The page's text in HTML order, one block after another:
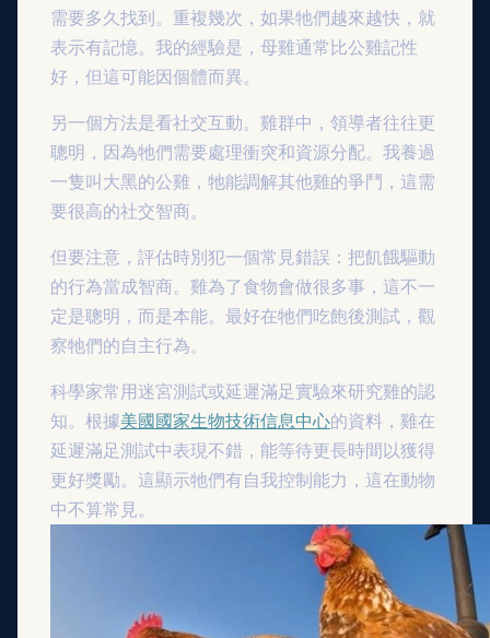
需要多久找到。重複幾次，如果牠們越來越快，就
表示有記憶。我的經驗是，母雞通常比公雞記性
好，但這可能因個體而異。
另一個方法是看社交互動。雞群中，領導者往往更
聰明，因為牠們需要處理衝突和資源分配。我養過
一隻叫大黑的公雞，牠能調解其他雞的爭鬥，這需
要很高的社交智商。
但要注意，評估時別犯一個常見錯誤：把飢餓驅動
的行為當成智商。雞為了食物會做很多事，這不一
定是聰明，而是本能。最好在牠們吃飽後測試，觀
察牠們的自主行為。
科學家常用迷宮測試或延遲滿足實驗來研究雞的認
知。根據美國國家生物技術信息中心的資料，雞在
延遲滿足測試中表現不錯，能等待更長時間以獲得
更好獎勵。這顯示牠們有自我控制能力，這在動物
中不算常見。